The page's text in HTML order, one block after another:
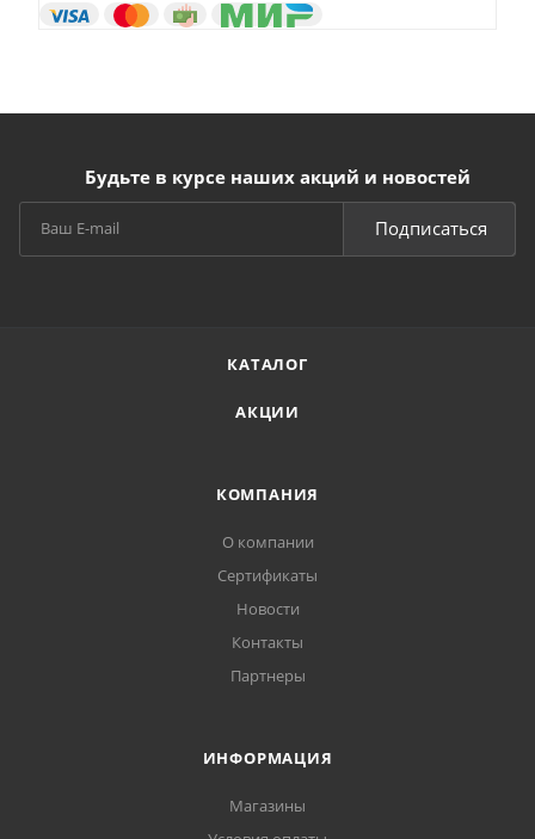
Будьте в курсе наших акций и новостей
Подписаться
КАТАЛОГ
АКЦИИ
КОМПАНИЯ
О компании
Сертификаты
Новости
Контакты
Партнеры
ИНФОРМАЦИЯ
Магазины